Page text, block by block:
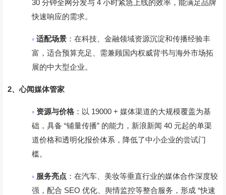
30分钟全网分发与4小时紧急上线的效率，能满足品牌
快速响应的需求。
◦适配场景 ：在科技、金融领域资源沉淀和传播经验丰
富，适合预算充足、需兼顾国内权威背书与海外市场拓
展的中大型企业。
2、心闻媒体管家
◦ 资源与价格 ：以 19000 +媒体渠道的大规模覆盖为基
础，具备“铺量传播” 的能力，新浪新闻40 元起的单渠
道价格和透明化报价体系，降低了中小企业的尝试门
槛。
◦ 服务亮点 ：在汽车、美妆等垂直行业的媒体合作深度较
强，配合 SEO优化、舆情监控等整合服务，形成“快速